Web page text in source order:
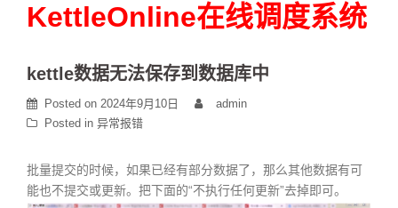
KettleOnline在线调度系统
kettle数据无法保存到数据库中
Posted on 2024年9月10日
admin
Posted in 异常报错
批量提交的时候，如果已经有部分数据了，那么其他数据有可
能也不提交或更新。把下面的“不执行任何更新”去掉即可。